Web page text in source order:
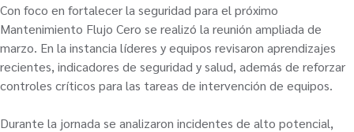
Con foco en fortalecer la seguridad para el próximo
Mantenimiento Flujo Cero se realizó la reunión ampliada de
marzo. En la instancia líderes y equipos revisaron aprendizajes
recientes, indicadores de seguridad y salud, además de reforzar
controles críticos para las tareas de intervención de equipos.
Durante la jornada se analizaron incidentes de alto potencial,